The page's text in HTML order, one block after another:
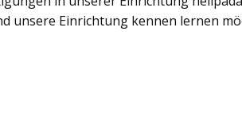
unsere Einrichtung kennen lernen